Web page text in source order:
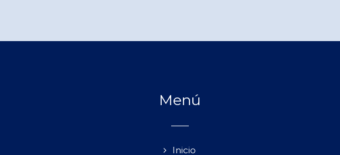
Menú
Inicio